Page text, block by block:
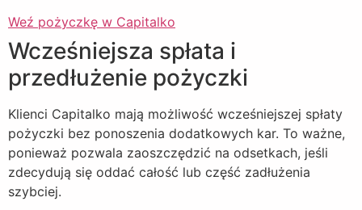
Weź pożyczkę w Capitalko
Wcześniejsza spłata i
przedłużenie pożyczki
Klienci Capitalko mają możliwość wcześniejszej spłaty
pożyczki bez ponoszenia dodatkowych kar. To ważne,
ponieważ pozwala zaoszczędzić na odsetkach, jeśli
zdecydują się oddać całość lub część zadłużenia
szybciej.